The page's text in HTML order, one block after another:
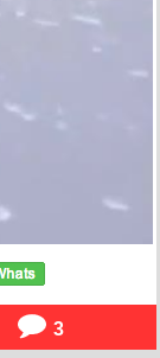
3